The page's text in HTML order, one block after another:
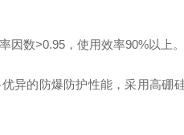
数>0.95，使用效率90%以上。
异的防爆防护性能，采用高硼